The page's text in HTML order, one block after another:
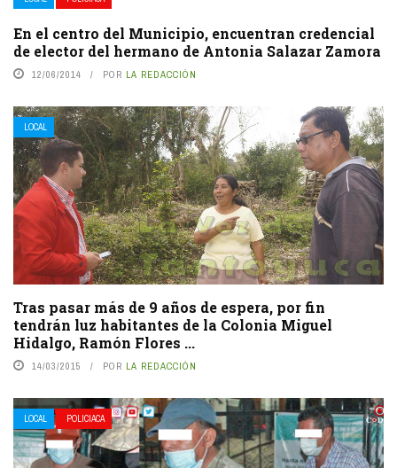
En el centro del Municipio, encuentran credencial
de elector del hermano de Antonia Salazar Zamora
12/06/2014 POR LA REDACCIÓN
LOCAL
Tras pasar más de 9 años de espera, por fin
tendrán luz habitantes de la Colonia Miguel
Hidalgo, Ramón Flores ...
14/03/2015 POR LA REDACCIÓN
LOCAL POLICIACA